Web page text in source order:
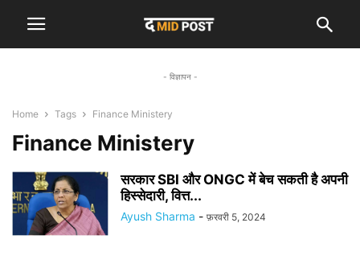
- विज्ञापन -
Home Tags Finance Ministery
Finance Ministery
सरकार SBI और ONGC में बेच सकती है अपनी
हिस्सेदारी, वित्त...
Ayush Sharma - फ़रवरी 5, 2024